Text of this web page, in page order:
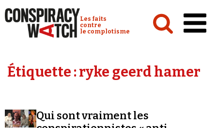
Conspiracy Watch :
Les faits
contre
le complotisme
Analyses
Vidéos
Étiquette :ryke geerd hamer
Qui sont vraiment les